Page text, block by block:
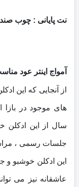
نت پایانی : چوب
آمواج اینتر عود
از آنجایی که این
های موجود در
سال از این ادکلن
جلسات رسمی ،
این ادکلن خوشبو و
عاشقانه نیز می